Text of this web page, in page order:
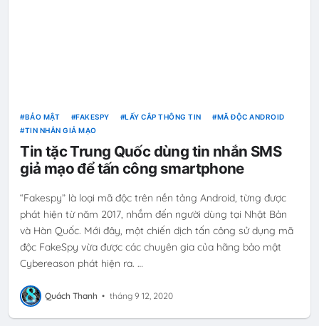
BẢO MẬT FAKESPY LẤY CẮP THÔNG TIN
MÃ ĐỘC ANDROID
TIN NHẮN GIẢ MẠO
Tin tặc Trung Quốc dùng tin nhắn SMS
giả mạo để tấn công smartphone
“Fakespy” là loại mã độc trên nền tảng Android, từng được
phát hiện từ năm 2017, nhắm đến người dùng tại Nhật Bản
và Hàn Quốc. Mới đây, một chiến dịch tấn công sử dụng mã
độc FakeSpy vừa được các chuyên gia của hãng bảo mật
Cybereason phát hiện ra. …
Quách Thanh • tháng 9 12, 2020